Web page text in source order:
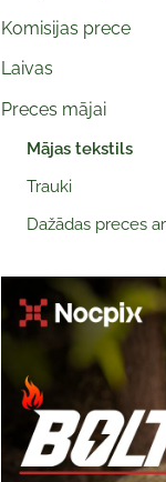
Komisijas prece
Laivas
Preces mājai
Mājas tekstils
Trauki
Dažādas preces